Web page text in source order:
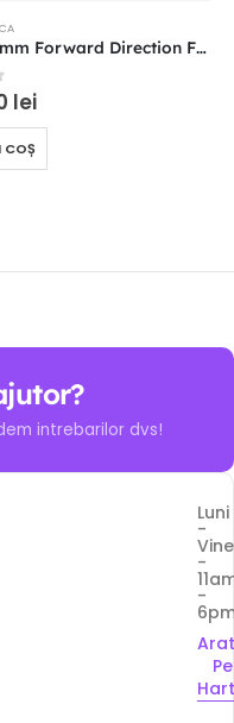
Cablu Panglica 15cm 10P Pitch 1.0mm Forward Direction FFC
5lei
COȘ
intrebarilor dvs!
Luni
-
-
-
Pe